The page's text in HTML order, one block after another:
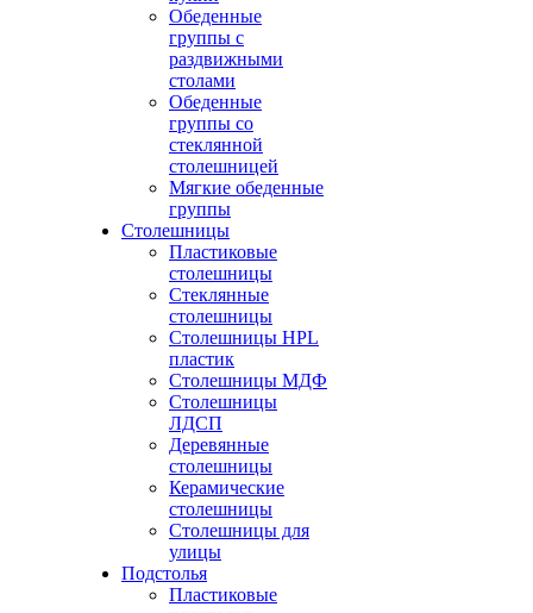
Обеденные
группы с
раздвижными
столами
Обеденные
группы со
стеклянной
столешницей
Мягкие обеденные
группы
Столешницы
Пластиковые
столешницы
Стеклянные
столешницы
Столешницы HPL
пластик
Столешницы МДФ
Столешницы
ЛДСП
Деревянные
столешницы
Керамические
столешницы
Столешницы для
улицы
Подстолья
Пластиковые